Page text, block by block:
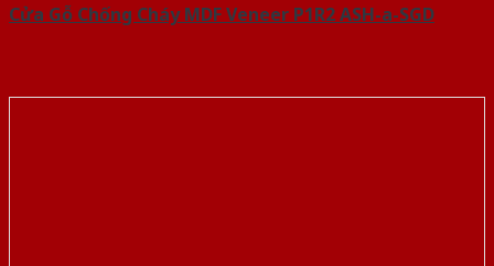
Cửa Gỗ Chống Cháy MDF Veneer P1R2 ASH-a-SGD